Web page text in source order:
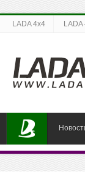
LADA 4x4